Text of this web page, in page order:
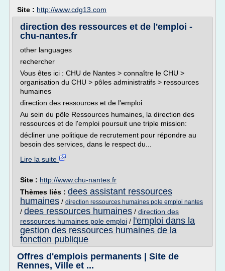
Site : http://www.cdg13.com
direction des ressources et de l'emploi -
chu-nantes.fr
other languages
rechercher
Vous êtes ici : CHU de Nantes > connaître le CHU >
organisation du CHU > pôles administratifs > ressources
humaines
direction des ressources et de l'emploi
Au sein du pôle Ressources humaines, la direction des
ressources et de l'emploi poursuit une triple mission:
décliner une politique de recrutement pour répondre au
besoin des services, dans le respect du...
Lire la suite
Site : http://www.chu-nantes.fr
Thèmes liés : dees assistant ressources
humaines / direction ressources humaines pole emploi nantes
/ dees ressources humaines / direction des
ressources humaines pole emploi / l'emploi dans la
gestion des ressources humaines de la
fonction publique
Offres d'emplois permanents | Site de
Rennes, Ville et ...